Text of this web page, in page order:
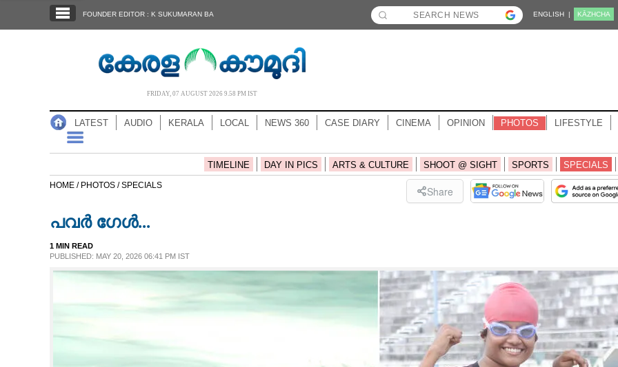
NOTIFIED NEWS
FOUNDER EDITOR : K SUKUMARAN BA ENGLISH | KĀZHCHA
FRIDAY, 07 AUGUST 2026 9.58 PM IST
LATEST AUDIO KERALA LOCAL NEWS 360 CASE DIARY CINEMA OPINION PHOTOS LIFESTYLE
TIMELINE DAY IN PICS ARTS & CULTURE SHOOT @ SIGHT SPORTS SPECIALS
HOME / PHOTOS /SPECIALS Share
പവർ ഗേൾ...
1 MIN READ
PUBLISHED: MAY 20, 2026 06:41 PM IST